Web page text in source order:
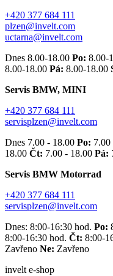
+420 377 684 111
plzen@invelt.com
uctarna@invelt.com
Dnes 8.00-18.00 Po: 8.00-
8.00-18.00 Pá: 8.00-18.00
Servis BMW, MINI
+420 377 684 111
servisplzen@invelt.com
Dnes 7.00 - 18.00 Po: 7.00
18.00 Čt: 7.00 - 18.00 Pá:
Servis BMW Motorrad
+420 377 684 111
servisplzen@invelt.com
Dnes: 8:00-16:30 hod. Po:
8:00-16:30 hod. Čt: 8:00-
Zavřeno Ne: Zavřeno
invelt e-shop